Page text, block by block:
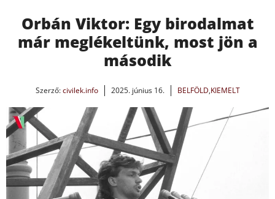
Orbán Viktor: Egy birodalmat
már meglékeltünk, most jön a
második
Szerző:civilek.info 2025. június 16. BELFÖLD,KIEMELT